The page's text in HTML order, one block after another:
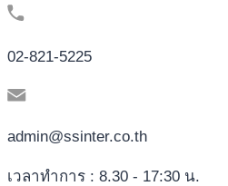
02-821-5225
admin@ssinter.co.th
เวลาทำการ : 8.30 - 17:30 น.